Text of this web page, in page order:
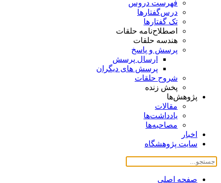
فهرست دروس
درس‌گفتار‌ها
تک گفتارها
اصطلاح‌نامه حلقات
هندسه حلقات
پرسش و پاسخ
ارسال پرسش
پرسش های دیگران
شروح حلقات
پخش زنده
پژوهش‌ها
مقالات
یادداشت‌ها
مصاحبه‌ها
اخبار
سایت پژوهشگاه
صفحه اصلی